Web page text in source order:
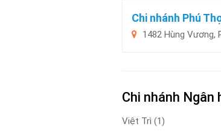
Chi nhánh Phú
1482 Hùng Vương,
Chi nhánh Ngân
Việt Trì (1)